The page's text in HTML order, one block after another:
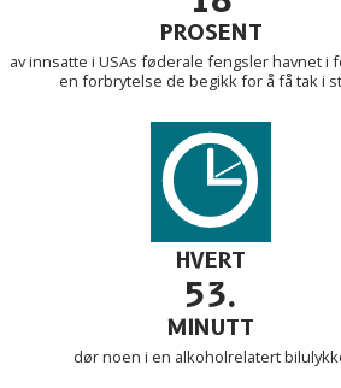
PROSENT
av innsatte i USAs føderale fengsler havnet i
en forbrytelse de begikk for å få tak i
HVERT
53.
MINUTT
dør noen i en alkoholrelatert